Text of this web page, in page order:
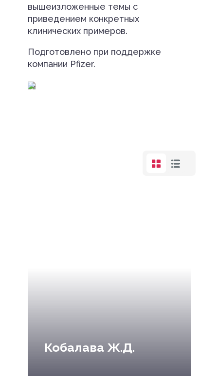
вышеизложенные темы с
приведением конкретных
клинических примеров.
Подготовлено при поддержке
компании Pfizer.
Кобалава Ж.Д.